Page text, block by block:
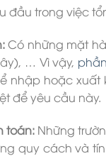
đầu trong việc
Có những mặt
… Vì vậy,
nhập hoặc
để yêu cầu này.
toán:Những
quy cách và